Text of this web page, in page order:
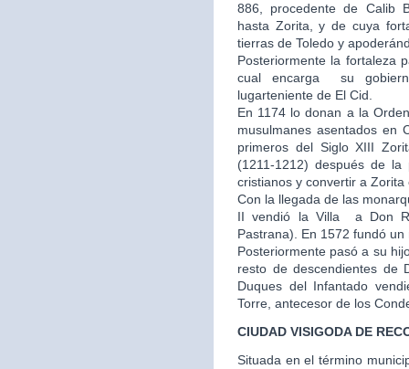
886, procedente de Calib
hasta Zorita, y de cuya
tierras de Toledo y
Posteriormente la fortaleza
cual encarga su
lugarteniente de El Cid.
En 1174 lo donan a la
musulmanes asentados en
primeros del Siglo XIII
(1211-1212) después de
cristianos y convertir a
Con la llegada de las
II vendió la Villa a Don
Pastrana). En 1572 fundó
Posteriormente pasó a su
resto de descendientes de
Duques del Infantado
Torre, antecesor de los
CIUDAD VISIGODA DE
Situada en el término